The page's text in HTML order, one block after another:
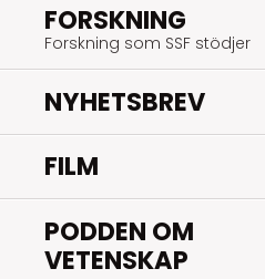
FORSKNING
Forskning som SSF stödjer
NYHETSBREV
FILM
PODDEN OM
VETENSKAP